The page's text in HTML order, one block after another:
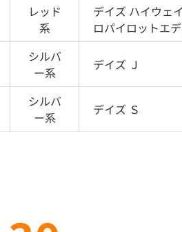
レッド
系
デイズ ハイウェ
ロパイロットエ
シルバ
ー系 デイズ Ｊ
シルバ
ー系 デイズ Ｓ